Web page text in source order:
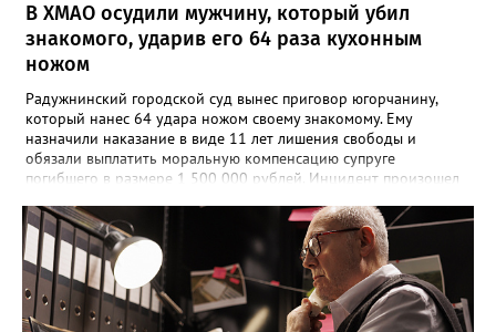
В ХМАО осудили мужчину, который убил
знакомого, ударив его 64 раза кухонным
ножом
Радужнинский городской суд вынес приговор югорчанину,
который нанес 64 удара ножом своему знакомому. Ему
назначили наказание в виде 11 лет лишения свободы и
обязали выплатить моральную компенсацию супруге
погибшего в размере 1 500 000 рублей. Инцидент произошел
своим знакомым в тамбуре жилого дома. Произошла потасовка
и югорчанин совершил убийство кухонным ножом. Он нанес
потерпевшему 64 удара по различным частям тела, которые
стали причиной смерти. Во время судебного заседания
югорчанин признал свою вину, но от дачи показаний
отказался.